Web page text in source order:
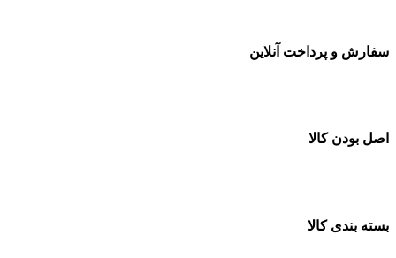
سفارش و پرداخت آنلاین
اصل بودن کالا
بسته بندی کالا